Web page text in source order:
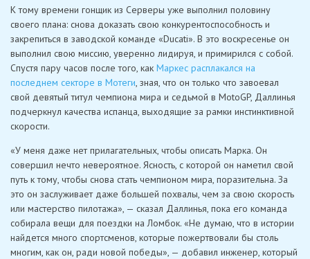
К тому времени гонщик из Серверы уже выполнил половину
своего плана: снова доказать свою конкурентоспособность и
закрепиться в заводской команде «Ducati». В это воскресенье он
выполнил свою миссию, уверенно лидируя, и примирился с собой.
Спустя пару часов после того, как Маркес расплакался на
последнем секторе в Мотеги , зная, что он только что завоевал
свой девятый титул чемпиона мира и седьмой в MotoGP, Даллинья
подчеркнул качества испанца, выходящие за рамки инстинктивной
скорости.
«У меня даже нет прилагательных, чтобы описать Марка. Он
совершил нечто невероятное. Ясность, с которой он наметил свой
путь к тому, чтобы снова стать чемпионом мира, поразительна. За
это он заслуживает даже большей похвалы, чем за свою скорость
или мастерство пилотажа», — сказал Даллинья, пока его команда
собирала вещи для поездки на Ломбок. «Не думаю, что в истории
найдется много спортсменов, которые пожертвовали бы столь
многим, как он, ради новой победы», — добавил инженер, который